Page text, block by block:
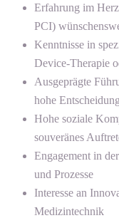
Erfahrung im
PCI)
Kenntnisse in
Device-Therapie
Ausgeprägte
hohe
Hohe soziale
souveränes
Engagement in
und Prozesse
Interesse an
Medizintechnik